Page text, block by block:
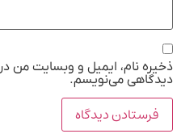
ذخیره نام، ایمیل و وبسایت من در
دیدگاهی می‌نویسم.